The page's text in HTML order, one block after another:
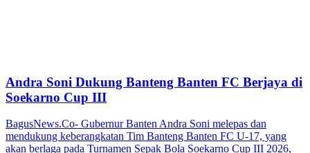
Andra Soni Dukung Banteng Banten FC Berjaya di
Soekarno Cup III
BagusNews.Co- Gubernur Banten Andra Soni melepas dan
mendukung keberangkatan Tim Banteng Banten FC U-17, yang
akan berlaga pada Turnamen Sepak Bola Soekarno Cup III 2026,